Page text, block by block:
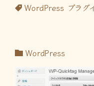
WordPress プラグ
WordPress